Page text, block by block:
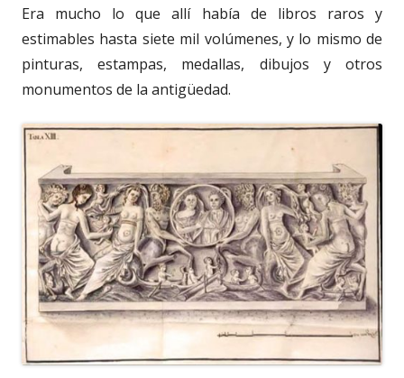
Era mucho lo que allí había de libros raros y
estimables hasta siete mil volúmenes, y lo mismo de
pinturas, estampas, medallas, dibujos y otros
monumentos de la antigüedad.